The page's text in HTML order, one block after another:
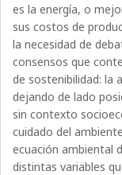
es la energía, o
sus costos de
la necesidad de
consensos que
de sostenibilidad: la
dejando de lado
sin contexto
cuidado del
ecuación ambiental
distintas variables